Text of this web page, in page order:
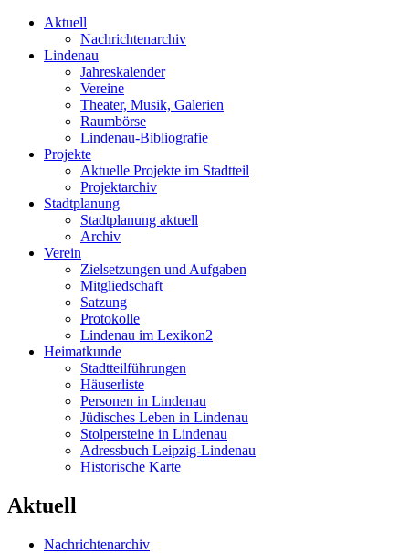
Aktuell
Nachrichtenarchiv
Lindenau
Jahreskalender
Vereine
Theater, Musik, Galerien
Raumbörse
Lindenau-Bibliografie
Projekte
Aktuelle Projekte im Stadtteil
Projektarchiv
Stadtplanung
Stadtplanung aktuell
Archiv
Verein
Zielsetzungen und Aufgaben
Mitgliedschaft
Satzung
Protokolle
Lindenau im Lexikon2
Heimatkunde
Stadtteilführungen
Häuserliste
Personen in Lindenau
Jüdisches Leben in Lindenau
Stolpersteine in Lindenau
Adressbuch Leipzig-Lindenau
Historische Karte
Aktuell
Nachrichtenarchiv